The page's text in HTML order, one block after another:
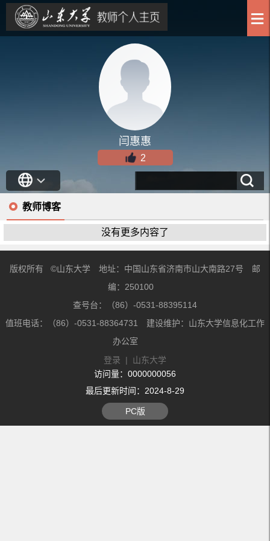
闫惠惠
2
教师博客
没有更多内容了
版权所有 ©山东大学 地址：中国山东省济南市山大南路27号 邮
编：250100
查号台：（86）-0531-88395114
值班电话：（86）-0531-88364731 建设维护：山东大学信息化工作
办公室
登录 | 山东大学
访问量： 0000000056
最后更新时间： 2024-8-29
PC版